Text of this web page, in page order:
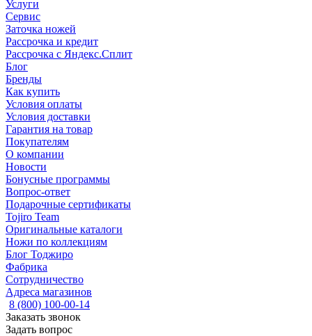
Услуги
Сервис
Заточка ножей
Рассрочка и кредит
Рассрочка с Яндекс.Сплит
Блог
Бренды
Как купить
Условия оплаты
Условия доставки
Гарантия на товар
Покупателям
О компании
Новости
Бонусные программы
Вопрос-ответ
Подарочные сертификаты
Tojiro Team
Оригинальные каталоги
Ножи по коллекциям
Блог Тоджиро
Фабрика
Сотрудничество
Адреса магазинов
8 (800) 100-00-14
Заказать звонок
Задать вопрос